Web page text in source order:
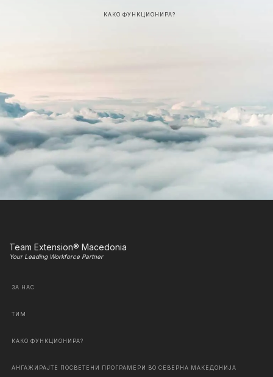
КАКО ФУНКЦИОНИРА?
Team Extension® Macedonia
Your Leading Workforce Partner
ЗА НАС
ТИМ
КАКО ФУНКЦИОНИРА?
АНГАЖИРАЈТЕ ПОСВЕТЕНИ ПРОГРАМЕРИ ВО СЕВЕРНА МАКЕДОНИЈА